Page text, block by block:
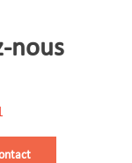
nous